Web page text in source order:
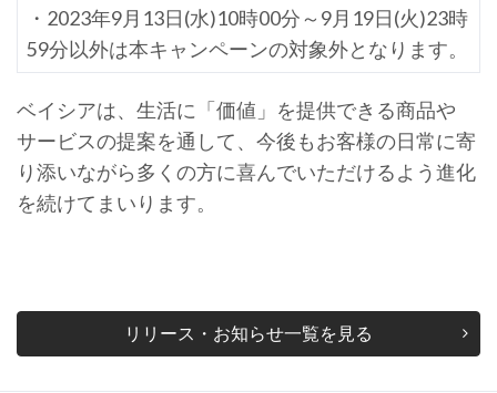
・2023年9月13日(水)10時00分～9月19日(火)23時
59分以外は本キャンペーンの対象外となります。
ベイシアは、生活に「価値」を提供できる商品や
サービスの提案を通して、今後もお客様の日常に寄
り添いながら多くの方に喜んでいただけるよう進化
を続けてまいります。
リリース・お知らせ一覧を見る